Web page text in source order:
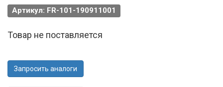
Артикул: FR-101-190911001
Товар не поставляется
Запросить аналоги